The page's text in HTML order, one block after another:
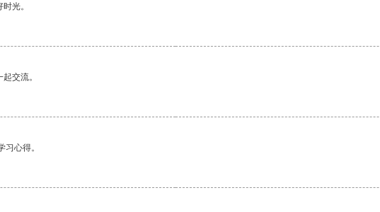
光。
交流。
心得。